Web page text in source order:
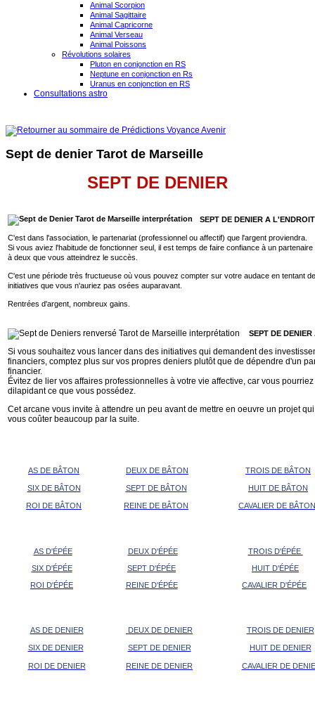
Animal Scorpion
Animal Sagittaire
Animal Capricorne
Animal Verseau
Animal Poissons
Révolutions solaires
Pluton en conjonction en RS
Neptune en conjonction en Rs
Uranus en conjonction en RS
Consultations astro
Sept de denier Tarot de Marseille
SEPT DE DENIER
SEPT DE DENIER A
C'est dans l'association, le partenariat (professionnel ou affectif) que l'argent proviendra.
Si vous aviez l'habitude de fonctionner seul, il est temps de faire confiance à un
à deux que vous atteindrez le succès.
C'est une période très fructueuse où vous pouvez compter sur votre audace en tentant
initiatives que vous n'auriez pas osées auparavant.
Rentrées d'argent, nombreux gains.
SEPT DE DENIER
Si vous souhaitez vous lancer dans des initiatives qui demandent des
financiers, comptez plus sur vos propres deniers plutôt que de dépendre d'un
financier.
Évitez de lier vos affaires professionnelles à votre vie affective, car vous
dilapidant ce que vous possédez.
Cet arcane vous invite à attendre un peu avant de mettre en oeuvre un projet
vous coûter beaucoup par la suite.
AS DE BÂTON DEUX DE BÂTON TROIS DE BÂTON
SIX DE BÂTON SEPT DE BÂTON HUIT DE BÂTON
ROI DE BÂTON REINE DE BÂTON CAVALIER DE BÂTON
AS D'ÉPÉE DEUX D'ÉPÉE
TROIS D'ÉPÉE
SIX D'ÉPÉE
SEPT D'ÉPÉE
HUIT D'ÉPÉE
ROI D'ÉPÉE
REINE D'ÉPÉE CAVALIER D'ÉPÉE
AS DE DENIER DEUX DE DENIER TROIS DE DENIER
SIX DE DENIER SEPT DE DENIER HUIT DE DENIER
ROI DE DENIER REINE DE DENIER CAVALIER DE